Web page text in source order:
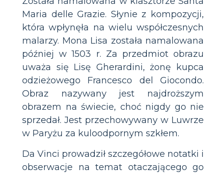
Maria delle Grazie. Słynie z kompozycji,
która wpłynęła na wielu współczesnych
malarzy. Mona Lisa została namalowana
później w 1503 r. Za przedmiot obrazu
uważa się Lisę Gherardini, żonę kupca
odzieżowego Francesco del Giocondo.
Obraz nazywany jest najdroższym
obrazem na świecie, choć nigdy go nie
sprzedał. Jest przechowywany w Luwrze
w Paryżu za kuloodpornym szkłem.
Da Vinci prowadził szczegółowe notatki i
obserwacje na temat otaczającego go